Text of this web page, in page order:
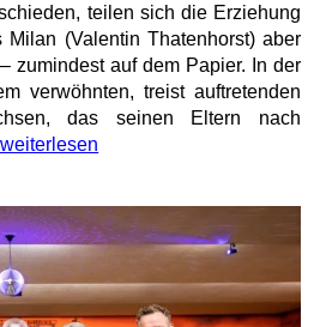
teilen sich die Erziehung
(Valentin Thatenhorst) aber
zumindest auf dem Papier. In der
verwöhnten, treist auftretenden
das seinen Eltern nach
weiterlesen